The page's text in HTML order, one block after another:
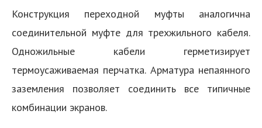
Конструкция переходной муфты аналогична
соединительной муфте для трехжильного кабеля.
Одножильные кабели герметизирует
термоусаживаемая перчатка. Арматура непаянного
заземления позволяет соединить все типичные
комбинации экранов.